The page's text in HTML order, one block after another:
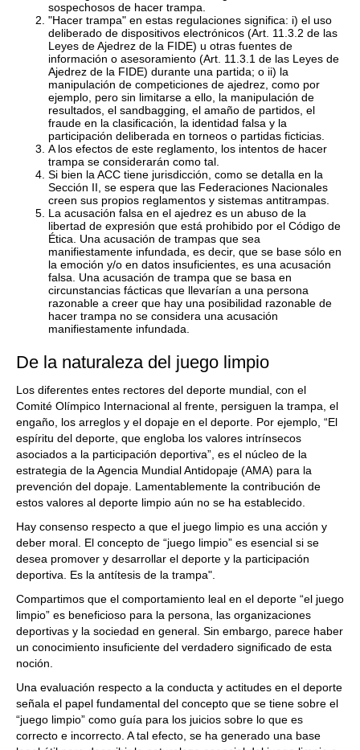
sospechosos de hacer trampa.
"Hacer trampa" en estas regulaciones significa: i) el uso
deliberado de dispositivos electrónicos (Art. 11.3.2 de las
Leyes de Ajedrez de la FIDE) u otras fuentes de
información o asesoramiento (Art. 11.3.1 de las Leyes de
Ajedrez de la FIDE) durante una partida; o ii) la
manipulación de competiciones de ajedrez, como por
ejemplo, pero sin limitarse a ello, la manipulación de
resultados, el sandbagging, el amaño de partidos, el
fraude en la clasificación, la identidad falsa y la
participación deliberada en torneos o partidas ficticias.
A los efectos de este reglamento, los intentos de hacer
trampa se considerarán como tal.
Si bien la ACC tiene jurisdicción, como se detalla en la
Sección II, se espera que las Federaciones Nacionales
creen sus propios reglamentos y sistemas antitrampas.
La acusación falsa en el ajedrez es un abuso de la
libertad de expresión que está prohibido por el Código de
Ética. Una acusación de trampas que sea
manifiestamente infundada, es decir, que se base sólo en
la emoción y/o en datos insuficientes, es una acusación
falsa. Una acusación de trampa que se basa en
circunstancias fácticas que llevarían a una persona
razonable a creer que hay una posibilidad razonable de
hacer trampa no se considera una acusación
manifiestamente infundada.
De la naturaleza del juego limpio
Los diferentes entes rectores del deporte mundial, con el
Comité Olímpico Internacional al frente, persiguen la trampa, el
engaño, los arreglos y el dopaje en el deporte. Por ejemplo, “El
espíritu del deporte, que engloba los valores intrínsecos
asociados a la participación deportiva”, es el núcleo de la
estrategia de la Agencia Mundial Antidopaje (AMA) para la
prevención del dopaje. Lamentablemente la contribución de
estos valores al deporte limpio aún no se ha establecido.
Hay consenso respecto a que el juego limpio es una acción y
deber moral. El concepto de “juego limpio” es esencial si se
desea promover y desarrollar el deporte y la participación
deportiva. Es la antítesis de la trampa".
Compartimos que el comportamiento leal en el deporte “el juego
limpio” es beneficioso para la persona, las organizaciones
deportivas y la sociedad en general. Sin embargo, parece haber
un conocimiento insuficiente del verdadero significado de esta
noción.
Una evaluación respecto a la conducta y actitudes en el deporte
señala el papel fundamental del concepto que se tiene sobre el
“juego limpio” como guía para los juicios sobre lo que es
correcto e incorrecto. A tal efecto, se ha generado una base